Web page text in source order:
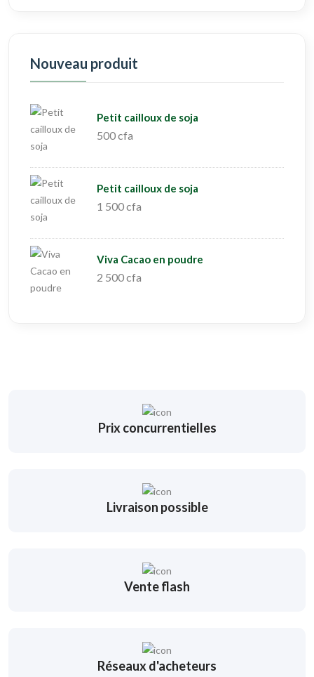
Nouveau produit
Petit cailloux de soja
500 cfa
Petit cailloux de soja
1 500 cfa
Viva Cacao en poudre
2 500 cfa
Prix concurrentielles
Livraison possible
Vente flash
Réseaux d'acheteurs